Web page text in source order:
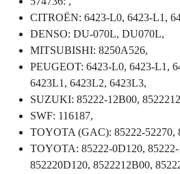
CITROËN: 6423-L0, 6423-L1,
DENSO: DU-070L, DU070L,
MITSUBISHI: 8250A526,
PEUGEOT: 6423-L0, 6423-L1,
6423L1, 6423L2, 6423L3,
SUZUKI: 85222-12B00,
SWF: 116187,
TOYOTA (GAC): 85222-52270,
TOYOTA: 85222-0D120,
852220D120, 8522212B00,